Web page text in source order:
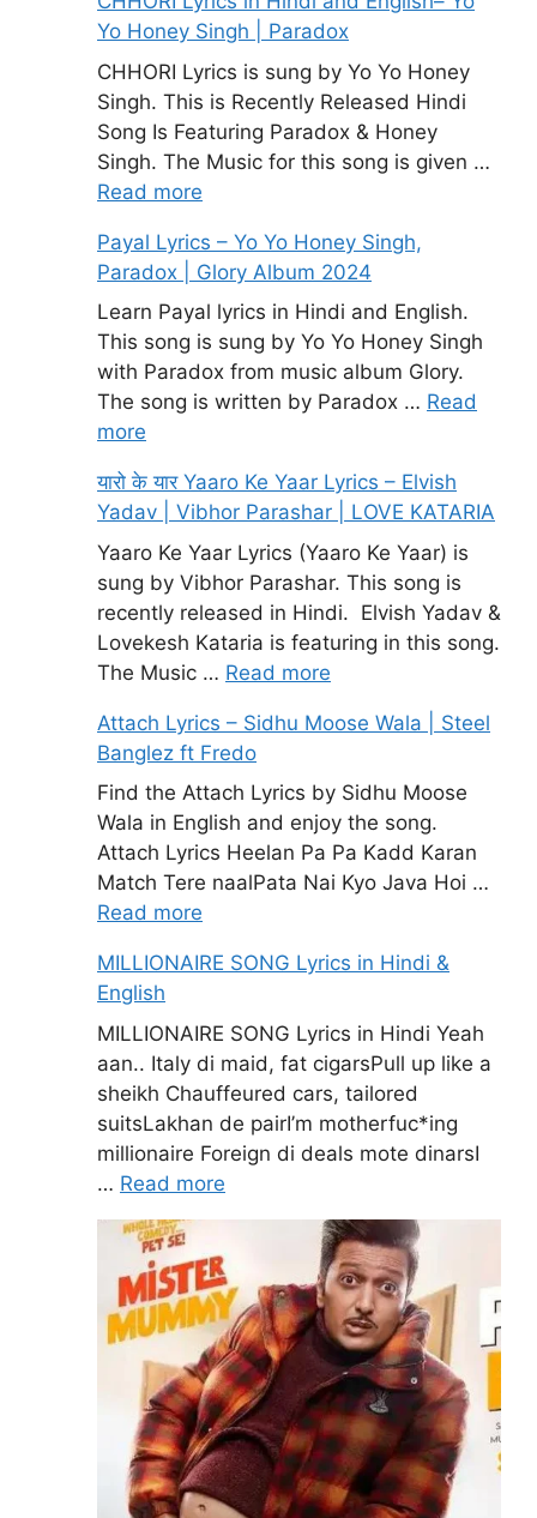
Yo Honey Singh | Paradox
CHHORI Lyrics is sung by Yo Yo Honey
Singh. This is Recently Released Hindi
Song Is Featuring Paradox & Honey
Singh. The Music for this song is given …
Read more
Payal Lyrics – Yo Yo Honey Singh,
Paradox | Glory Album 2024
Learn Payal lyrics in Hindi and English.
This song is sung by Yo Yo Honey Singh
with Paradox from music album Glory.
The song is written by Paradox … Read
more
यारो के यार Yaaro Ke Yaar Lyrics – Elvish
Yadav | Vibhor Parashar | LOVE KATARIA
Yaaro Ke Yaar Lyrics (Yaaro Ke Yaar) is
sung by Vibhor Parashar. This song is
recently released in Hindi. Elvish Yadav &
Lovekesh Kataria is featuring in this song.
The Music … Read more
Attach Lyrics – Sidhu Moose Wala | Steel
Banglez ft Fredo
Find the Attach Lyrics by Sidhu Moose
Wala in English and enjoy the song.
Attach Lyrics Heelan Pa Pa Kadd Karan
Match Tere naalPata Nai Kyo Java Hoi …
Read more
MILLIONAIRE SONG Lyrics in Hindi &
English
MILLIONAIRE SONG Lyrics in Hindi Yeah
aan.. Italy di maid, fat cigarsPull up like a
sheikh Chauffeured cars, tailored
suitsLakhan de pairI’m motherfuc*ing
millionaire Foreign di deals mote dinarsI
… Read more